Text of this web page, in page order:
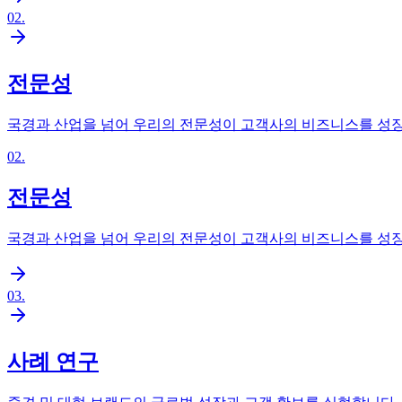
02.
전문성
국경과 산업을 넘어 우리의 전문성이 고객사의 비즈니스를 성
02.
전문성
국경과 산업을 넘어 우리의 전문성이 고객사의 비즈니스를 성
03.
사례 연구